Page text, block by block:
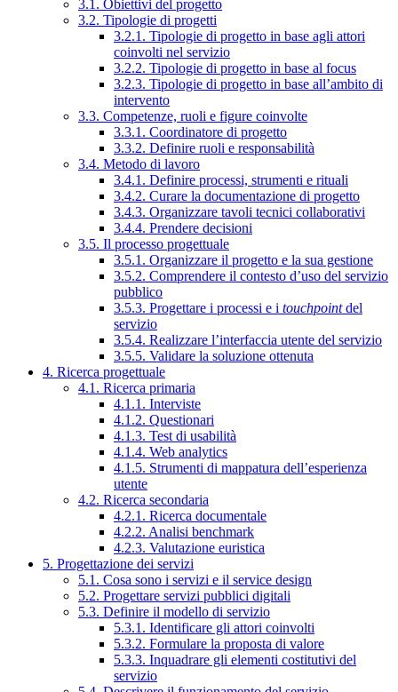
3.1. Obiettivi del progetto
3.2. Tipologie di progetti
3.2.1. Tipologie di progetto in base agli attori
coinvolti nel servizio
3.2.2. Tipologie di progetto in base al focus
3.2.3. Tipologie di progetto in base all’ambito di
intervento
3.3. Competenze, ruoli e figure coinvolte
3.3.1. Coordinatore di progetto
3.3.2. Definire ruoli e responsabilità
3.4. Metodo di lavoro
3.4.1. Definire processi, strumenti e rituali
3.4.2. Curare la documentazione di progetto
3.4.3. Organizzare tavoli tecnici collaborativi
3.4.4. Prendere decisioni
3.5. Il processo progettuale
3.5.1. Organizzare il progetto e la sua gestione
3.5.2. Comprendere il contesto d’uso del servizio
pubblico
3.5.3. Progettare i processi e i touchpointdel
servizio
3.5.4. Realizzare l’interfaccia utente del servizio
3.5.5. Validare la soluzione ottenuta
4. Ricerca progettuale
4.1. Ricerca primaria
4.1.1. Interviste
4.1.2. Questionari
4.1.3. Test di usabilità
4.1.4. Web analytics
4.1.5. Strumenti di mappatura dell’esperienza
utente
4.2. Ricerca secondaria
4.2.1. Ricerca documentale
4.2.2. Analisi benchmark
4.2.3. Valutazione euristica
5. Progettazione dei servizi
5.1. Cosa sono i servizi e il service design
5.2. Progettare servizi pubblici digitali
5.3. Definire il modello di servizio
5.3.1. Identificare gli attori coinvolti
5.3.2. Formulare la proposta di valore
5.3.3. Inquadrare gli elementi costitutivi del
servizio